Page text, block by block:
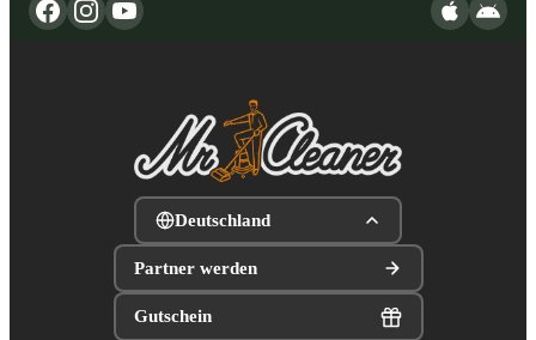
Deutschland
Partner werden
Gutschein